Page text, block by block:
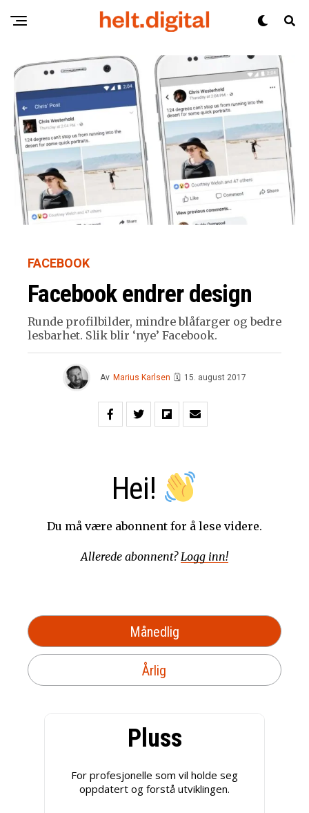
FACEBOOK
Facebook endrer design
Runde profilbilder, mindre blåfarger og bedre
lesbarhet. Slik blir ‘nye’ Facebook.
Av Marius Karlsen 🗓 15. august 2017
Hei!
Du må være abonnent for å lese videre.
Allerede abonnent? Logg inn!
Månedlig
Årlig
Pluss
For profesjonelle som vil holde seg
oppdatert og forstå utviklingen.